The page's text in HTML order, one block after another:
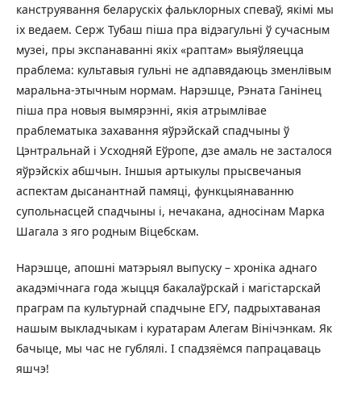
канструявання беларускіх фальклорных спеваў, якімі мы
іх ведаем. Серж Тубаш піша пра відэагульні ў сучасным
музеі, пры экспанаванні якіх «раптам» выяўляецца
праблема: культавыя гульні не адпавядаюць зменлівым
маральна-этычным нормам. Нарэшце, Рэната Ганінец
піша пра новыя вымярэнні, якія атрымлівае
праблематыка захавання яўрэйскай спадчыны ў
Цэнтральнай і Усходняй Еўропе, дзе амаль не засталося
яўрэйскіх абшчын. Іншыя артыкулы прысвечаныя
аспектам дысанантнай памяці, функцыянаванню
супольнасцей спадчыны і, нечакана, адносінам Марка
Шагала з яго родным Віцебскам.
Нарэшце, апошні матэрыял выпуску – хроніка аднаго
акадэмічнага года жыцця бакалаўрскай і магістарскай
праграм па культурнай спадчыне ЕГУ, падрыхтаваная
нашым выкладчыкам і куратарам Алегам Вінічэнкам. Як
бачыце, мы час не гублялі. І спадзяёмся папрацаваць
яшчэ!